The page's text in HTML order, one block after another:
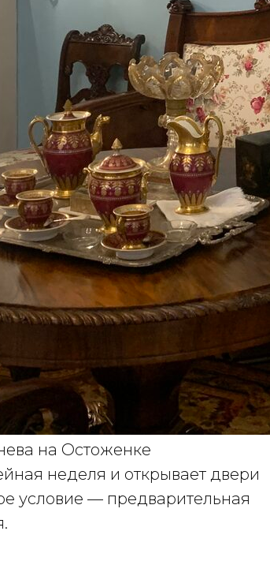
на Остоженке
неделя и открывает двери
условие — предварительная